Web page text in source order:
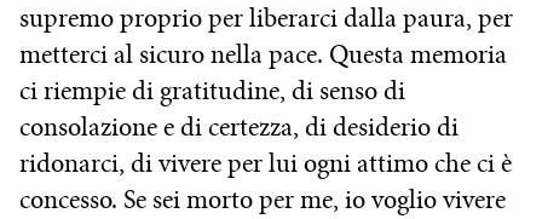
supremo proprio per liberarci dalla paura, per
metterci al sicuro nella pace. Questa memoria
ci riempie di gratitudine, di senso di
consolazione e di certezza, di desiderio di
ridonarci, di vivere per lui ogni attimo che ci è
concesso. Se sei morto per me, io voglio vivere